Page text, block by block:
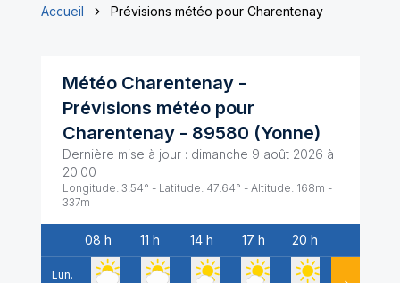
Accueil Prévisions météo pour Charentenay
Météo Charentenay-
Prévisions météo pour
Charentenay- 89580 (Yonne)
Dernière mise à jour : dimanche 9 août 2026 à
20:00
Longitude: 3.54° - Latitude: 47.64° - Altitude: 168m -
337m
Date
08 h 11 h 14 h 17 h 20 h
Lun.